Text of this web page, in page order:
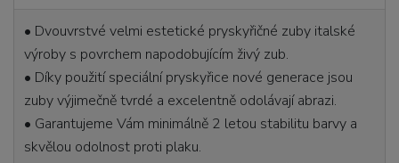
• Dvouvrstvé velmi estetické pryskyřičné zuby italské
výroby s povrchem napodobujícím živý zub.
• Díky použití speciální pryskyřice nové generace jsou
zuby výjimečně tvrdé a excelentně odolávají abrazi.
• Garantujeme Vám minimálně 2 letou stabilitu barvy a
skvělou odolnost proti plaku.